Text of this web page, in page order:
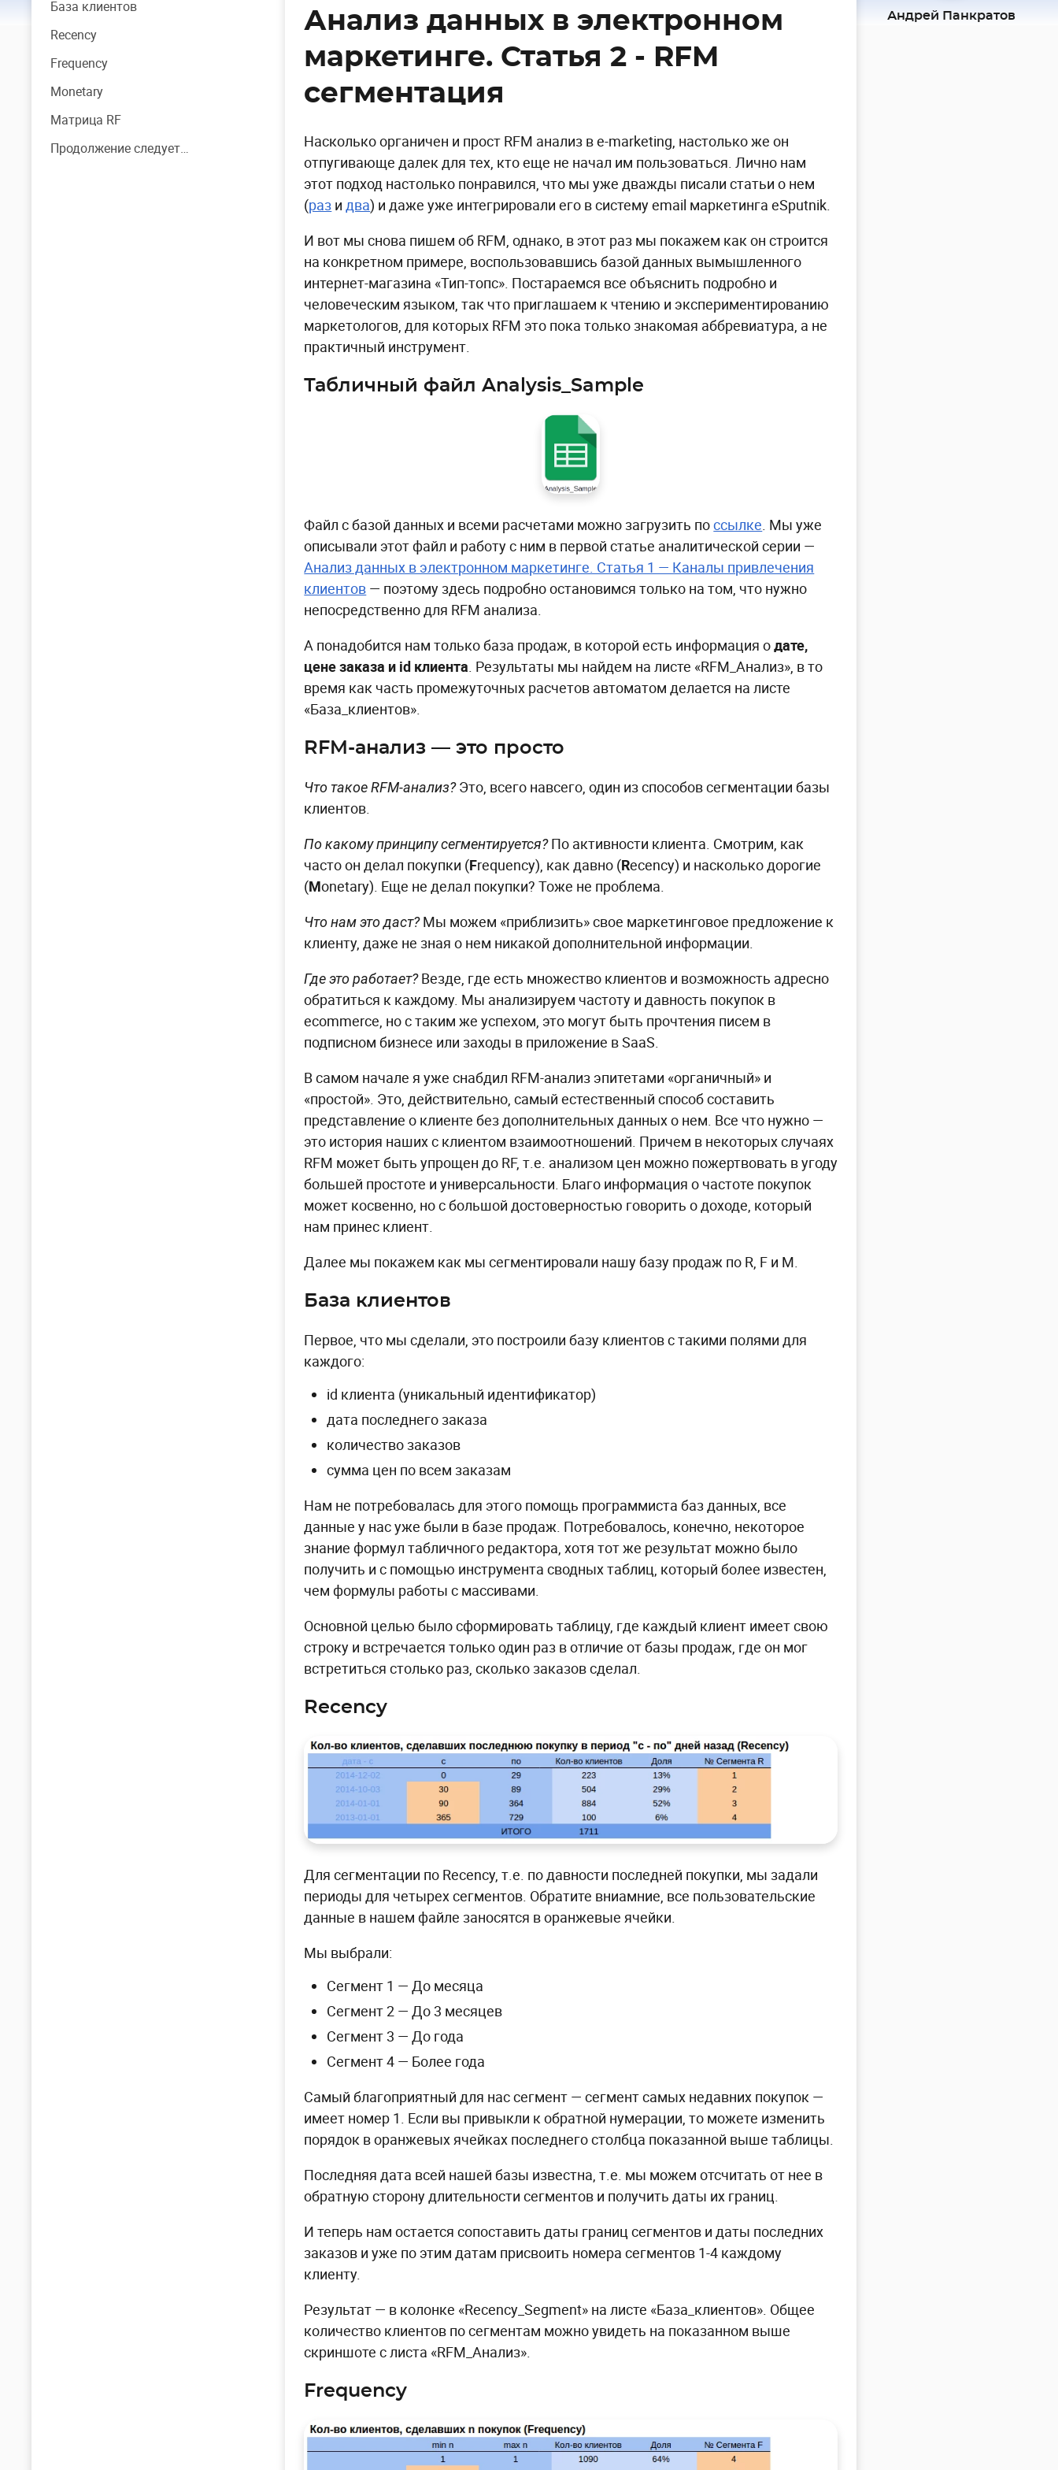
База клиентов
Recency
Frequency
Monetary
Матрица RF
Продолжение следует…
Анализ данных в электронном
маркетинге. Статья 2 - RFM
сегментация
Насколько органичен и прост RFM анализ в e-marketing, настолько же он
отпугивающе далек для тех, кто еще не начал им пользоваться. Лично нам
этот подход настолько понравился, что мы уже дважды писали статьи о нем
(раз идва) и даже уже интегрировали его в систему email маркетинга eSputnik.
И вот мы снова пишем об RFM, однако, в этот раз мы покажем как он строится
на конкретном примере, воспользовавшись базой данных вымышленного
интернет-магазина «Тип-топс». Постараемся все объяснить подробно и
человеческим языком, так что приглашаем к чтению и экспериментированию
маркетологов, для которых RFM это пока только знакомая аббревиатура, а не
практичный инструмент.
Табличный файл Analysis_Sample
Файл с базой данных и всеми расчетами можно загрузить поссылке . Мы уже
описывали этот файл и работу с ним в первой статье аналитической серии —
Анализ данных в электронном маркетинге. Статья 1 — Каналы привлечения
клиентов — поэтому здесь подробно остановимся только на том, что нужно
непосредственно для RFM анализа.
А понадобится нам только база продаж, в которой есть информация одате,
цене заказа и id клиента . Результаты мы найдем на листе «RFM_Анализ», в то
время как часть промежуточных расчетов автоматом делается на листе
«База_клиентов».
RFM-анализ — это просто
Что такое RFM-анализ?Это, всего навсего, один из способов сегментации базы
клиентов.
По какому принципу сегментируется?По активности клиента. Смотрим, как
часто он делал покупки (Frequency), как давно (Recency) и насколько дорогие
(Monetary). Еще не делал покупки? Тоже не проблема.
Что нам это даст?Мы можем «приблизить» свое маркетинговое предложение к
клиенту, даже не зная о нем никакой дополнительной информации.
Где это работает?Везде, где есть множество клиентов и возможность адресно
обратиться к каждому. Мы анализируем частоту и давность покупок в
ecommerce, но с таким же успехом, это могут быть прочтения писем в
подписном бизнесе или заходы в приложение в SaaS.
В самом начале я уже снабдил RFM-анализ эпитетами «органичный» и
«простой». Это, действительно, самый естественный способ составить
представление о клиенте без дополнительных данных о нем. Все что нужно —
это история наших с клиентом взаимоотношений. Причем в некоторых случаях
RFM может быть упрощен до RF, т.е. анализом цен можно пожертвовать в угоду
большей простоте и универсальности. Благо информация о частоте покупок
может косвенно, но с большой достоверностью говорить о доходе, который
нам принес клиент.
Далее мы покажем как мы сегментировали нашу базу продаж по R, F и M.
База клиентов
Первое, что мы сделали, это построили базу клиентов с такими полями для
каждого:
id клиента (уникальный идентификатор)
дата последнего заказа
количество заказов
сумма цен по всем заказам
Нам не потребовалась для этого помощь программиста баз данных, все
данные у нас уже были в базе продаж. Потребовалось, конечно, некоторое
знание формул табличного редактора, хотя тот же результат можно было
получить и с помощью инструмента сводных таблиц, который более известен,
чем формулы работы с массивами.
Основной целью было сформировать таблицу, где каждый клиент имеет свою
строку и встречается только один раз в отличие от базы продаж, где он мог
встретиться столько раз, сколько заказов сделал.
Recency
Для сегментации по Recency, т.е. по давности последней покупки, мы задали
периоды для четырех сегментов. Обратите вниамние, все пользовательские
данные в нашем файле заносятся в оранжевые ячейки.
Мы выбрали:
Сегмент 1 — До месяца
Сегмент 2 — До 3 месяцев
Сегмент 3 — До года
Сегмент 4 — Более года
Самый благоприятный для нас сегмент — сегмент самых недавних покупок —
имеет номер 1. Если вы привыкли к обратной нумерации, то можете изменить
порядок в оранжевых ячейках последнего столбца показанной выше таблицы.
Последняя дата всей нашей базы известна, т.е. мы можем отсчитать от нее в
обратную сторону длительности сегментов и получить даты их границ.
И теперь нам остается сопоставить даты границ сегментов и даты последних
заказов и уже по этим датам присвоить номера сегментов 1-4 каждому
клиенту.
Результат — в колонке «Recency_Segment» на листе «База_клиентов». Общее
количество клиентов по сегментам можно увидеть на показанном выше
скриншоте с листа «RFM_Анализ».
Frequency
Андрей Панкратов